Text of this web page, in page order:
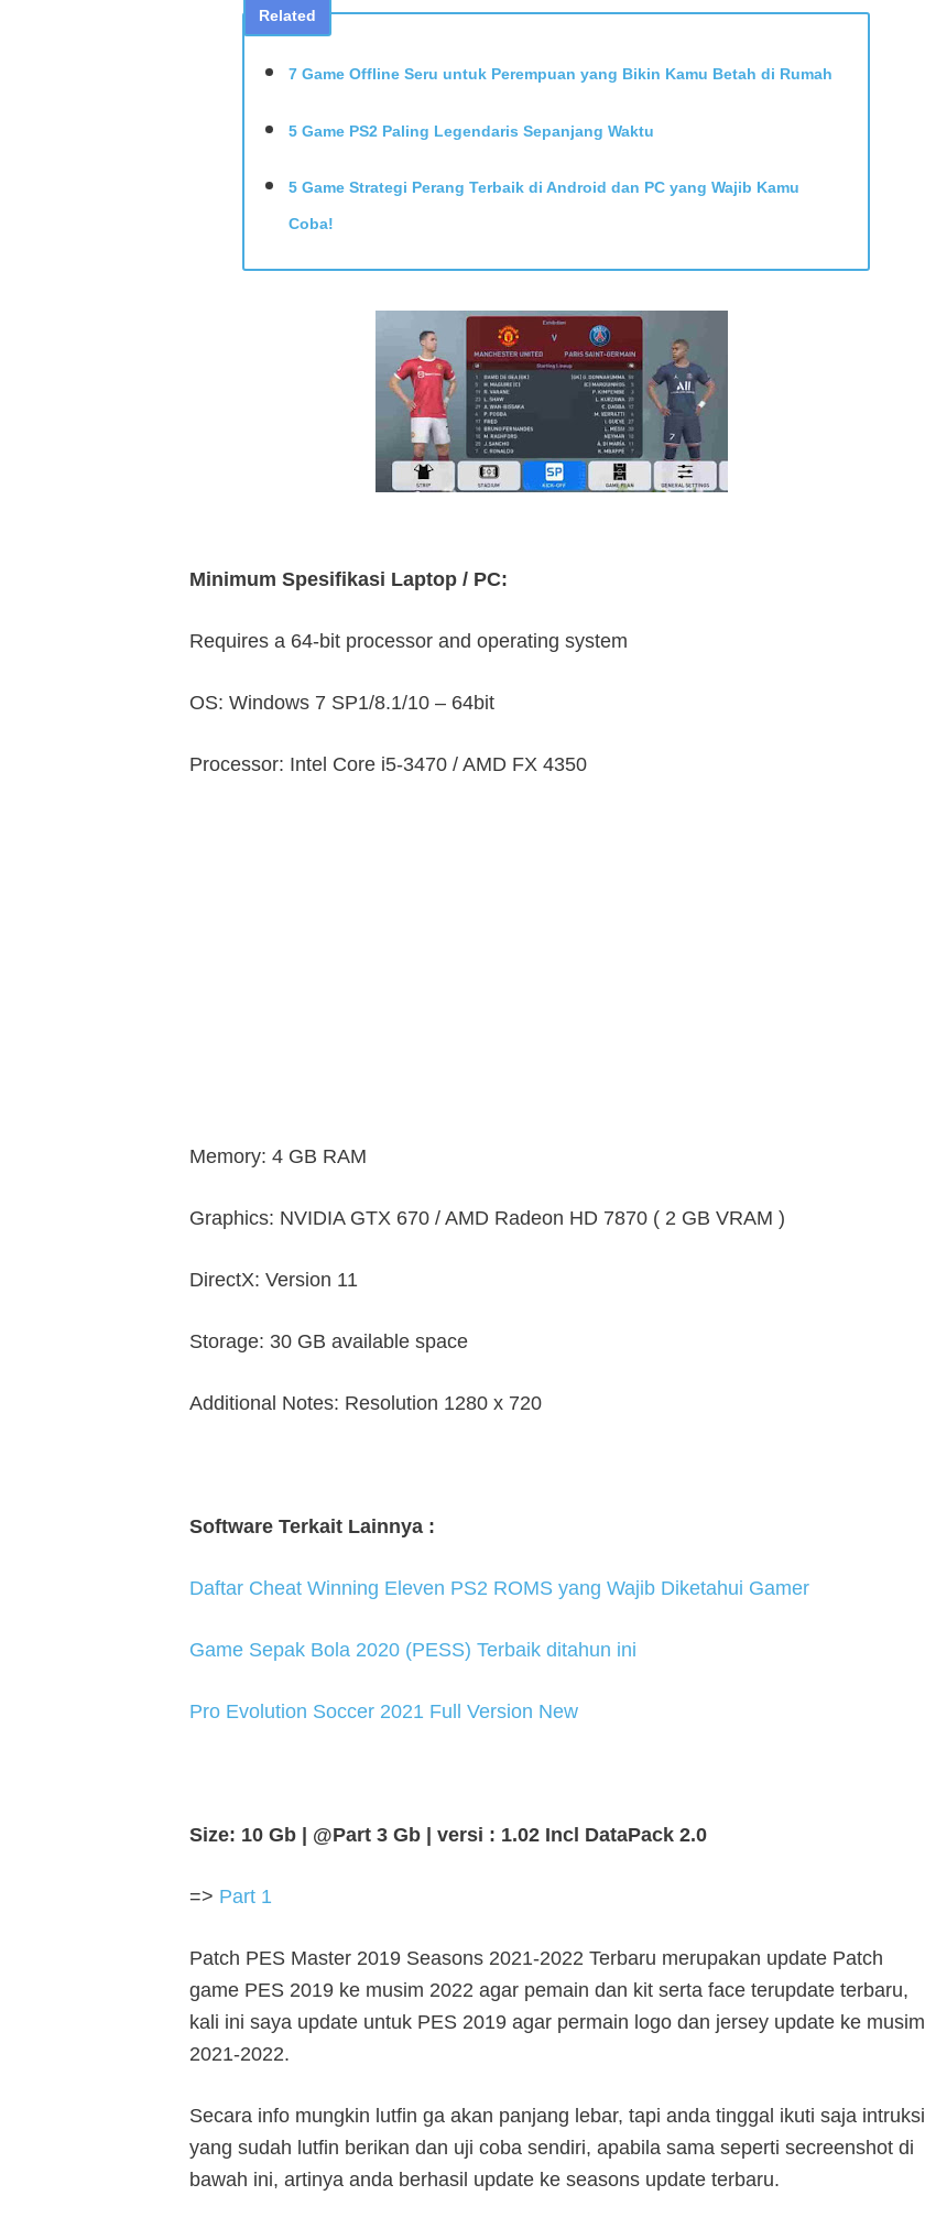
Related
7 Game Offline Seru untuk Perempuan yang Bikin Kamu Betah di Rumah
5 Game PS2 Paling Legendaris Sepanjang Waktu
5 Game Strategi Perang Terbaik di Android dan PC yang Wajib Kamu
Coba!
Minimum Spesifikasi Laptop / PC:
Requires a 64-bit processor and operating system
OS: Windows 7 SP1/8.1/10 – 64bit
Processor: Intel Core i5-3470 / AMD FX 4350
Memory: 4 GB RAM
Graphics: NVIDIA GTX 670 / AMD Radeon HD 7870 ( 2 GB VRAM )
DirectX: Version 11
Storage: 30 GB available space
Additional Notes: Resolution 1280 x 720
Software Terkait Lainnya :
Daftar Cheat Winning Eleven PS2 ROMS yang Wajib Diketahui Gamer
Game Sepak Bola 2020 (PESS) Terbaik ditahun ini
Pro Evolution Soccer 2021 Full Version New
Size: 10 Gb | @Part 3 Gb | versi : 1.02 Incl DataPack 2.0
=> Part 1
Patch PES Master 2019 Seasons 2021-2022 Terbaru merupakan update Patch
game PES 2019 ke musim 2022 agar pemain dan kit serta face terupdate terbaru,
kali ini saya update untuk PES 2019 agar permain logo dan jersey update ke musim
2021-2022.
Secara info mungkin lutfin ga akan panjang lebar, tapi anda tinggal ikuti saja intruksi
yang sudah lutfin berikan dan uji coba sendiri, apabila sama seperti secreenshot di
bawah ini, artinya anda berhasil update ke seasons update terbaru.